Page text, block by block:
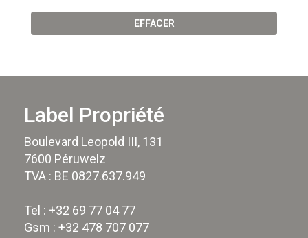
EFFACER
Label Propriété
Boulevard Leopold III, 131
7600 Péruwelz
TVA : BE 0827.637.949
Tel : +32 69 77 04 77
Gsm : +32 478 707 077